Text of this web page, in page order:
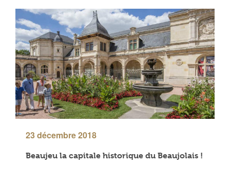
23 décembre 2018
Beaujeu la capitale historique du Beaujolais !